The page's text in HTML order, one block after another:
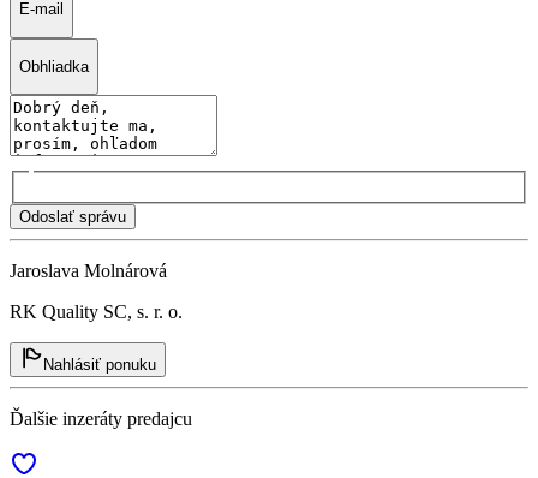
E-mail
Obhliadka
Odoslať správu
Jaroslava Molnárová
RK Quality SC, s. r. o.
Nahlásiť ponuku
Ďalšie inzeráty predajcu